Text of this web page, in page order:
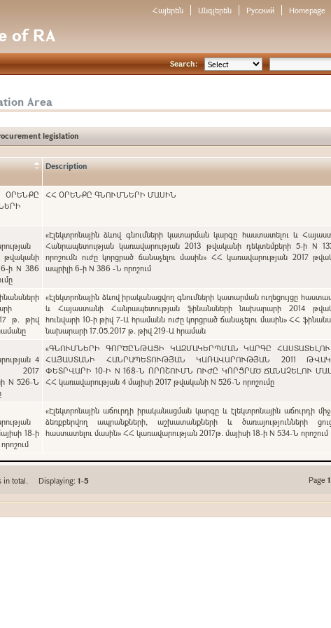
of RA
Հայերեն Անգլերեն Русский Homepage
Search:
Area
legislation
Description
ՀՀ ՕՐԵՆՔԸ ԳՆՈՒՄՆԵՐԻ ՄԱՍԻՆ
ի N 386
«Էլեկտրոնային ձևով գնումների կատարման կարգը հաստատելու և
Հանրապետության կառավարության 2013 թվականի դեկտեմբերի 5-ի N
որոշումն ուժը կորցրած ճանաչելու մասին» ՀՀ կառավարության 2017
ապրիլի 6-ի N 386 -Ն որոշում
թ. թիվ
«Էլեկտրոնային ձևով իրականացվող գնումների կատարման ուղեցույցը
և Հայաստանի Հանրապետության ֆինանսների նախարարի 2014
հունվարի 10-ի թիվ 7-Ա հրամանն ուժը կորցրած ճանաչելու մասին» ՀՀ
նախարարի 17.05.2017 թ. թիվ 219-Ա հրաման
4
2017
N 526-Ն
«ԳՆՈՒՄՆԵՐԻ ԳՈՐԾԸՆԹԱՑԻ ԿԱԶՄԱԿԵՐՊՄԱՆ ԿԱՐԳԸ
ՀԱՅԱՍՏԱՆԻ ՀԱՆՐԱՊԵՏՈՒԹՅԱՆ ԿԱՌԱՎԱՐՈՒԹՅԱՆ 2011
ՓԵՏՐՎԱՐԻ 10-Ի N 168-Ն ՈՐՈՇՈՒՄՆ ՈՒԺԸ ԿՈՐՑՐԱԾ ՃԱՆԱՉԵԼՈՒ
ՀՀ կառավարության 4 մայիսի 2017 թվականի N 526-Ն որոշումը
18-ի
«Էլեկտրոնային աճուրդի իրականացման կարգը և էլեկտրոնային աճուրդի
ձեռքբերվող ապրանքների, աշխատանքների և ծառայությունների
հաստատելու մասին» ՀՀ կառավարության 2017թ. մայիսի 18-ի N 534-Ն որոշում
results in total. Displaying:1-5 Page 1